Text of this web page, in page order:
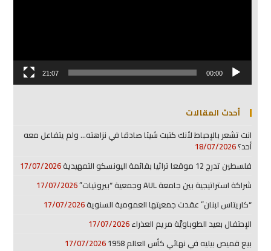
00:00
21:07
أحدث المقالات
انت تشعر بالإحباط لأنك كتبت شيئا صادقا في نزاهته… ولم يتفاعل معه
أحد؟18/07/2026
فلسطين تدرج 12 موقعا تراثيا بقائمة اليونسكو التمهيدية
17/07/2026
شراكة استراتيجية بين جامعة AUL وجمعية “بيروتيات”
17/07/2026
“كاريتاس لبنان” عقدت جمعيتها العمومية السنوية17/07/2026
الإحتفال بعيد الطوباويَّة مريم العذراء17/07/2026
بيع قميص بيليه في نهائي كأس العالم 1958
17/07/2026